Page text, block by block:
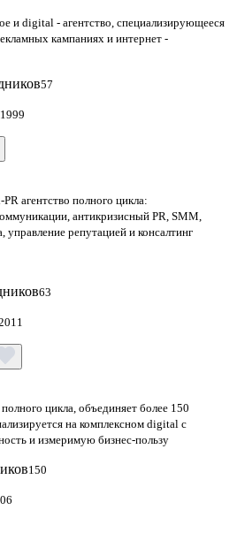
и digital - агентство, специализирующееся
кампаниях и интернет -
57
1999
агентство полного цикла:
антикризисный PR, SMM,
управление репутацией и консалтинг
63
цикла, объединяет более 150
на комплексном digital с
и измеримую бизнес-пользу
150